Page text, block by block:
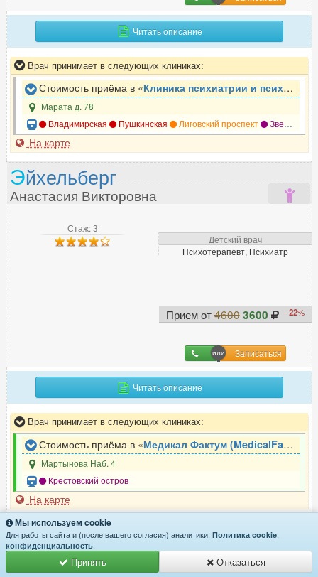
Читать описание
Врач принимает в следующих клиниках:
Стоимость приёма в «Клиника психиатрии и психотерапии Доктор САН
Марата д. 78
Владимирская
Пушкинская Лиговский проспект Звенигородская
На карте
Стаж: 3
Детский врач
Психотерапевт, Психиатр
Прием от4600 3600 -22%
Записаться
Эйхельберг
Анастасия Викторовна
Читать описание
Врач принимает в следующих клиниках:
Стоимость приёма в «Медикал Фактум (MedicalFactum) »
Мартынова Наб. 4
Крестовский остров
На карте
Угненко
Александр Сергеевич
Мы используем cookie
Для работы сайта и (после вашего согласия) аналитики. Политика cookie,
конфиденциальность.
Принять Отказаться